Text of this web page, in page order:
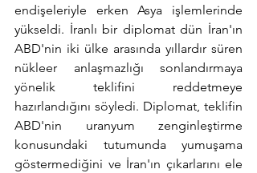
endişeleriyle erken Asya işlemlerinde
yükseldi. İranlı bir diplomat dün İran'ın
ABD'nin iki ülke arasında yıllardır süren
nükleer anlaşmazlığı sonlandırmaya
yönelik teklifini reddetmeye
hazırlandığını söyledi. Diplomat, teklifin
ABD'nin uranyum zenginleştirme
konusundaki tutumunda yumuşama
göstermediğini ve İran'ın çıkarlarını ele